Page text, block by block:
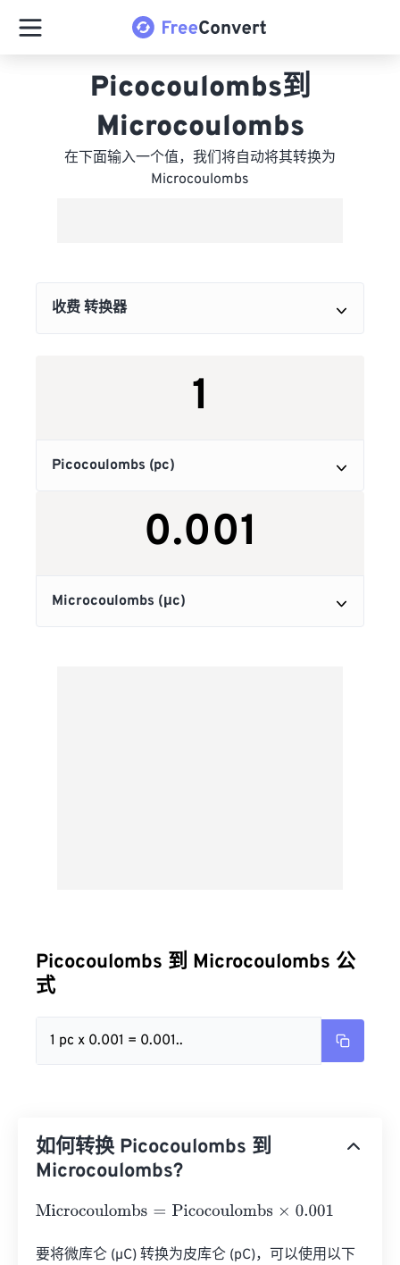
Picocoulombs到
Microcoulombs
在下面输入一个值，我们将自动将其转换为
Microcoulombs
Picocoulombs 到 Microcoulombs 公
式
1 pc x 0.001 = 0.001..
如何转换 Picocoulombs 到
Microcoulombs?
Microcoulombs=Picocoulombs×0.001
要将微库仑 (µC) 转换为皮库仑 (pC)，可以使用以下